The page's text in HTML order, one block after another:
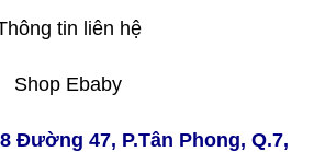
tin liên hệ
Shop Ebaby
Đường 47, P.Tân Phong, Q.7,